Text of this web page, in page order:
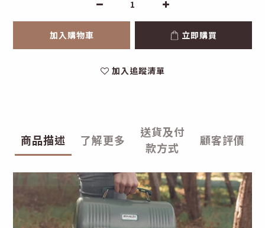
加入購物車 立即購買
加入追蹤清單
商品描述 了解更多
送貨及付
款方式
顧客評價